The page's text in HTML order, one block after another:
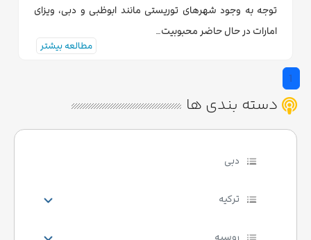
توجه به وجود شهرهای توریستی مانند ابوظبی و دبی، ویزای
امارات در حال حاضر محبوبیت…
مطالعه بیشتر
1
(current) دسته بندی ها
دبی
ترکیه
روسیه